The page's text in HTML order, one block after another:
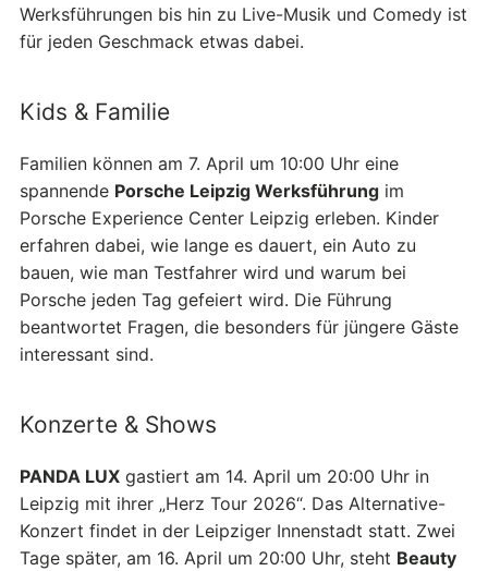
Werksführungen bis hin zu Live-Musik und Comedy ist
für jeden Geschmack etwas dabei.
Kids & Familie
Familien können am 7. April um 10:00 Uhr eine
spannende Porsche Leipzig Werksführung im
Porsche Experience Center Leipzig erleben. Kinder
erfahren dabei, wie lange es dauert, ein Auto zu
bauen, wie man Testfahrer wird und warum bei
Porsche jeden Tag gefeiert wird. Die Führung
beantwortet Fragen, die besonders für jüngere Gäste
interessant sind.
Konzerte & Shows
PANDA LUX gastiert am 14. April um 20:00 Uhr in
Leipzig mit ihrer „Herz Tour 2026“. Das Alternative-
Konzert findet in der Leipziger Innenstadt statt. Zwei
Tage später, am 16. April um 20:00 Uhr, steht Beauty